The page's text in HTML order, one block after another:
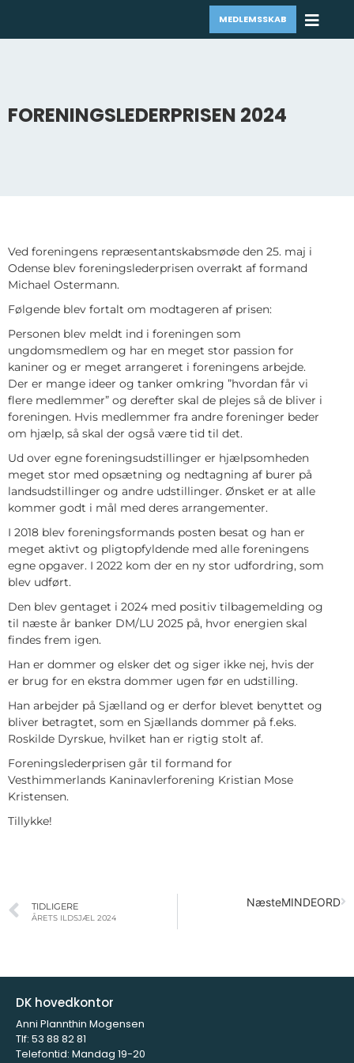
MEDLEMSSKAB
FORENINGSLEDERPRISEN 2024
Ved foreningens repræsentantskabsmøde den 25. maj i
Odense blev foreningslederprisen overrakt af formand
Michael Ostermann.
Følgende blev fortalt om modtageren af prisen:
Personen blev meldt ind i foreningen som
ungdomsmedlem og har en meget stor passion for
kaniner og er meget arrangeret i foreningens arbejde.
Der er mange ideer og tanker omkring ”hvordan får vi
flere medlemmer” og derefter skal de plejes så de bliver i
foreningen. Hvis medlemmer fra andre foreninger beder
om hjælp, så skal der også være tid til det.
Ud over egne foreningsudstillinger er hjælpsomheden
meget stor med opsætning og nedtagning af burer på
landsudstillinger og andre udstillinger. Ønsket er at alle
kommer godt i mål med deres arrangementer.
I 2018 blev foreningsformands posten besat og han er
meget aktivt og pligtopfyldende med alle foreningens
egne opgaver. I 2022 kom der en ny stor udfordring, som
blev udført.
Den blev gentaget i 2024 med positiv tilbagemelding og
til næste år banker DM/LU 2025 på, hvor energien skal
findes frem igen.
Han er dommer og elsker det og siger ikke nej, hvis der
er brug for en ekstra dommer ugen før en udstilling.
Han arbejder på Sjælland og er derfor blevet benyttet og
bliver betragtet, som en Sjællands dommer på f.eks.
Roskilde Dyrskue, hvilket han er rigtig stolt af.
Foreningslederprisen går til formand for
Vesthimmerlands Kaninavlerforening Kristian Mose
Kristensen.
Tillykke!
TIDLIGERE
ÅRETS ILDSJÆL 2024
NæsteMINDEORD
DK hovedkontor
Anni Plannthin Mogensen
Tlf: 53 88 82 81
Telefontid: Mandag 19-20